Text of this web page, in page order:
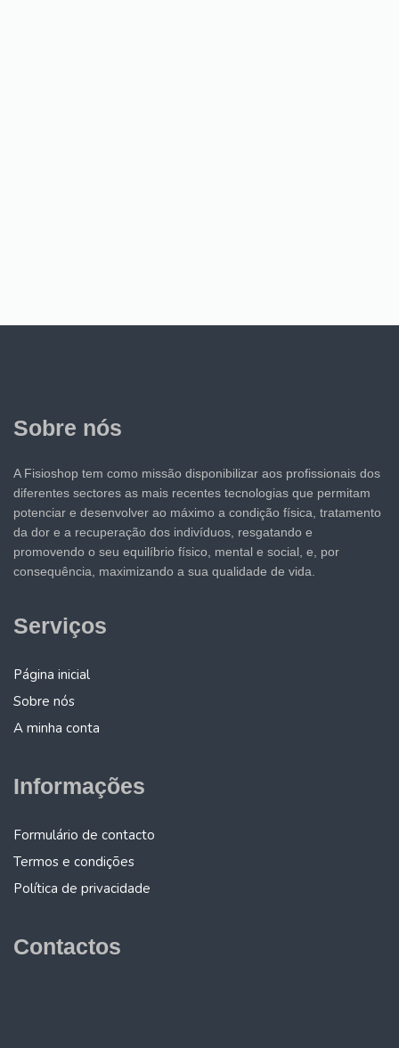
Sobre nós
A Fisioshop tem como missão disponibilizar aos profissionais dos
diferentes sectores as mais recentes tecnologias que permitam
potenciar e desenvolver ao máximo a condição física, tratamento
da dor e a recuperação dos indivíduos, resgatando e
promovendo o seu equilíbrio físico, mental e social, e, por
consequência, maximizando a sua qualidade de vida.
Serviços
Página inicial
Sobre nós
A minha conta
Informações
Formulário de contacto
Termos e condições
Política de privacidade
Contactos